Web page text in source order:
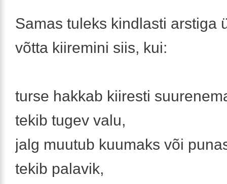
Samas tuleks kindlasti arstiga
võtta kiiremini siis, kui:
turse hakkab kiiresti
tekib tugev valu,
jalg muutub kuumaks või
tekib palavik,